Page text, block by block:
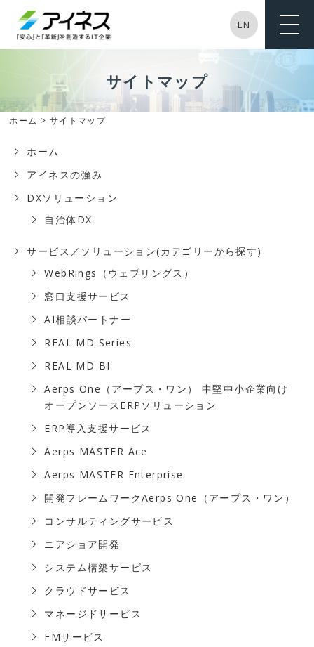
EN
ホーム > サイトマップ
サイトマップ
ホーム
アイネスの強み
DXソリューション
自治体DX
サービス／ソリューション(カテゴリーから探す)
WebRings（ウェブリングス）
窓口支援サービス
AI相談パートナー
REAL MD Series
REAL MD BI
Aerps One（アープス・ワン） 中堅中小企業向け
オープンソースERPソリューション
ERP導⼊⽀援サービス
Aerps MASTER Ace
Aerps MASTER Enterprise
開発フレームワークAerps One（アープス・ワン）
コンサルティングサービス
ニアショア開発
システム構築サービス
クラウドサービス
マネージドサービス
FMサービス